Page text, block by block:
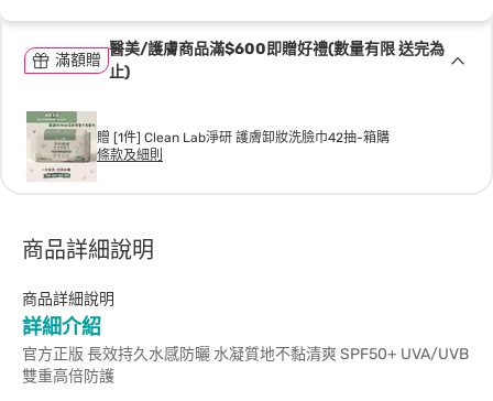
滿額贈
醫美/護膚商品滿$600即贈好禮(數量有限 送完為
止)
贈 [1件] Clean Lab淨研 護膚卸妝洗臉巾42抽-箱購
條款及細則
商品詳細說明
商品詳細說明
詳細介紹
官方正版 長效持久水感防曬 水凝質地不黏清爽 SPF50+ UVA/UVB
雙重高倍防護